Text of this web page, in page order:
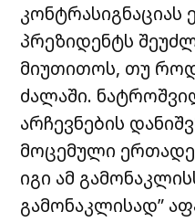
კონტრასიგნაციას
პრეზიდენტს
მიუთითოს, თუ
ძალაში.
არჩევნების
მოცემული
იგი ამ
გამონაკლისად”